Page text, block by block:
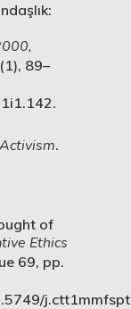
(1), 89–
.
of
Ethics
69, pp.